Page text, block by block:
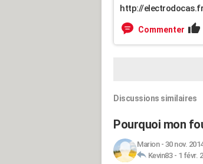
http://
Commenter
Discussions similaires
Pourquoi mon
Marion- 30 nov.
Kevin83- 1 févr.